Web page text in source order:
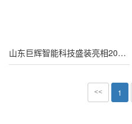
山东巨辉智能科技盛装亮相2025中国电器之都展览会 展示创新母线加工设备解决方案
<< 1